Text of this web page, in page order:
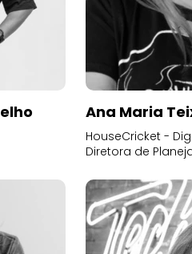
Ana Maria
HouseCricket -
Diretora de